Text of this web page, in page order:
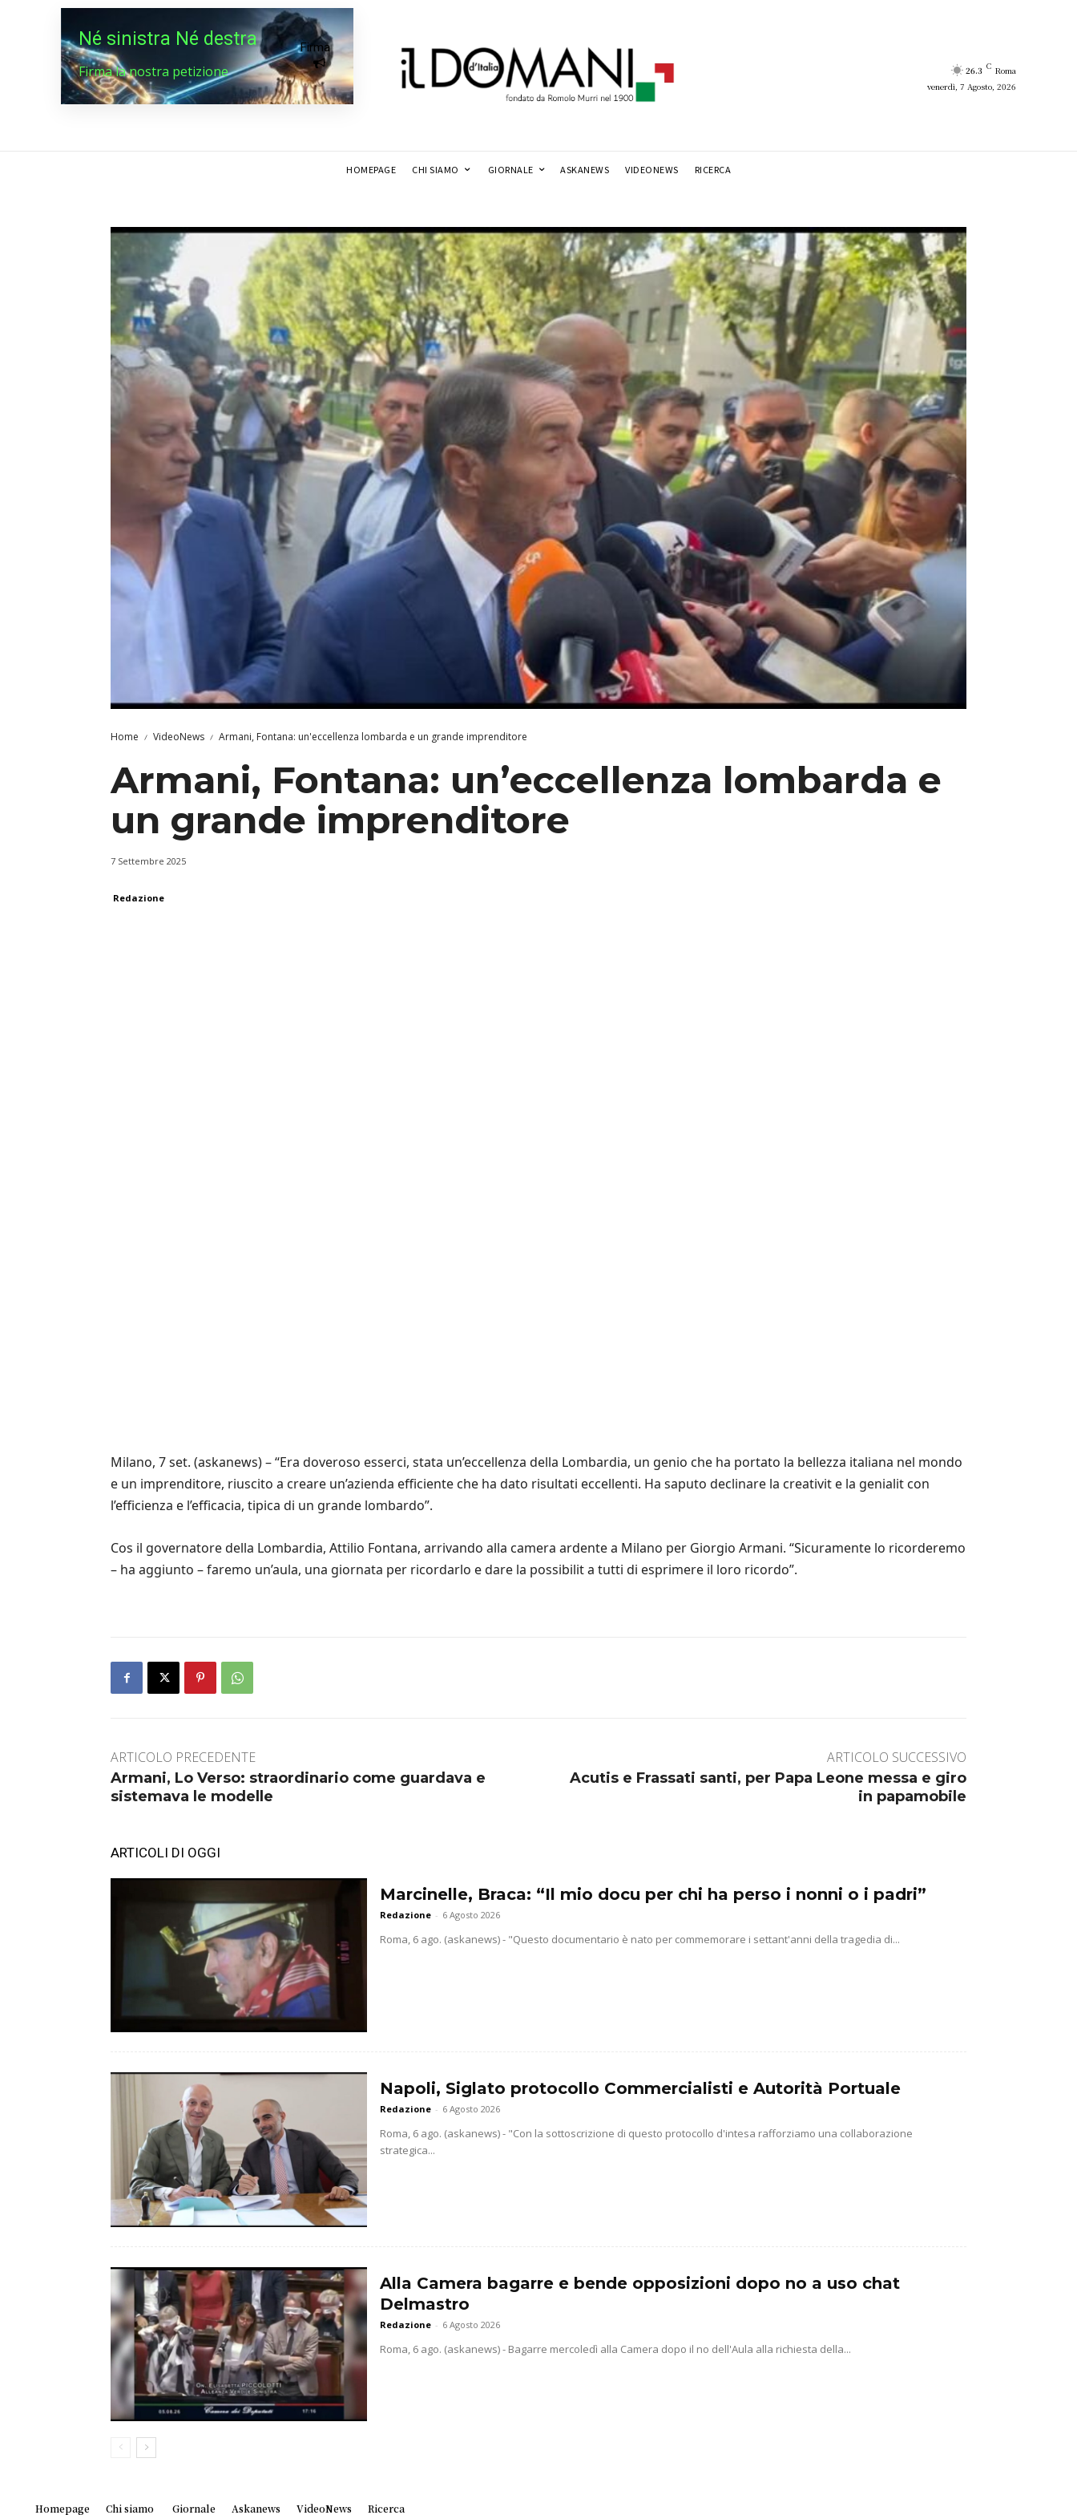
Né sinistra Né destra
Firma la nostra petizione
Firma
26.3 C Roma
venerdì, 7 Agosto, 2026
HOMEPAGE CHI SIAMO GIORNALE ASKANEWS VIDEONEWS RICERCA
Home VideoNews Armani, Fontana: un'eccellenza lombarda e un grande imprenditore
Armani, Fontana: un’eccellenza lombarda e
un grande imprenditore
7 Settembre 2025
Redazione
Milano, 7 set. (askanews) – “Era doveroso esserci, stata un’eccellenza della Lombardia, un genio che ha portato la bellezza italiana nel mondo
e un imprenditore, riuscito a creare un’azienda efficiente che ha dato risultati eccellenti. Ha saputo declinare la creativit e la genialit con
l’efficienza e l’efficacia, tipica di un grande lombardo”.
Cos il governatore della Lombardia, Attilio Fontana, arrivando alla camera ardente a Milano per Giorgio Armani. “Sicuramente lo ricorderemo
– ha aggiunto – faremo un’aula, una giornata per ricordarlo e dare la possibilit a tutti di esprimere il loro ricordo”.
ARTICOLO PRECEDENTE
Armani, Lo Verso: straordinario come guardava e
sistemava le modelle
ARTICOLO SUCCESSIVO
Acutis e Frassati santi, per Papa Leone messa e giro
in papamobile
ARTICOLI DI OGGI
Marcinelle, Braca: “Il mio docu per chi ha perso i nonni o i padri”
Redazione - 6 Agosto 2026
Roma, 6 ago. (askanews) - "Questo documentario è nato per commemorare i settant'anni della tragedia di...
Napoli, Siglato protocollo Commercialisti e Autorità Portuale
Redazione - 6 Agosto 2026
Roma, 6 ago. (askanews) - "Con la sottoscrizione di questo protocollo d'intesa rafforziamo una collaborazione
strategica...
Alla Camera bagarre e bende opposizioni dopo no a uso chat
Delmastro
Redazione - 6 Agosto 2026
Roma, 6 ago. (askanews) - Bagarre mercoledì alla Camera dopo il no dell'Aula alla richiesta della...
Homepage Chi siamo Giornale Askanews VideoNews Ricerca